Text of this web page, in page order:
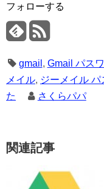
フォローする
gmail , Gmail パス
メイル, ジーメイル パ
た
さくらパパ
関連記事